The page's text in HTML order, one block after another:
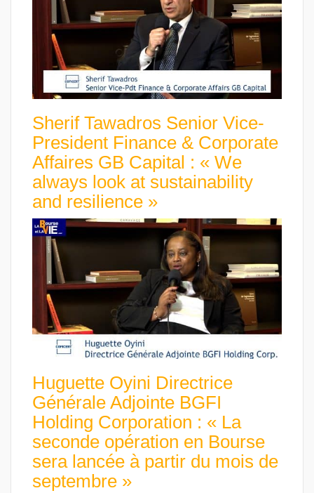
Sherif Tawadros Senior Vice-
President Finance & Corporate
Affaires GB Capital : « We
always look at sustainability
and resilience »
Huguette Oyini Directrice
Générale Adjointe BGFI
Holding Corporation : « La
seconde opération en Bourse
sera lancée à partir du mois de
septembre »